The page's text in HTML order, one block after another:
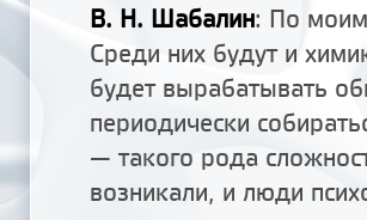
В. Н. Шабалин: По
Среди них будут и
будет вырабатывать
периодически
— такого рода
возникали, и люди